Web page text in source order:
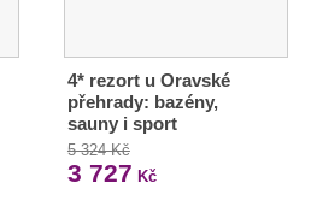
4* rezort u Oravské
přehrady: bazény,
sauny i sport
5 324 Kč
3 727 Kč